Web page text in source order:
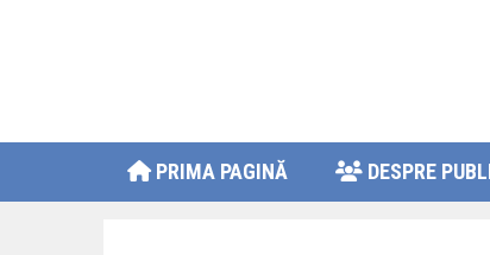
PRIMA PAGINĂ DESPRE